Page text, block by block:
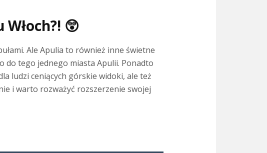
😲
Ale Apulia to również inne świetne
do tego jednego miasta Apulii. Ponadto
ludzi ceniących górskie widoki, ale też
i warto rozważyć rozszerzenie swojej